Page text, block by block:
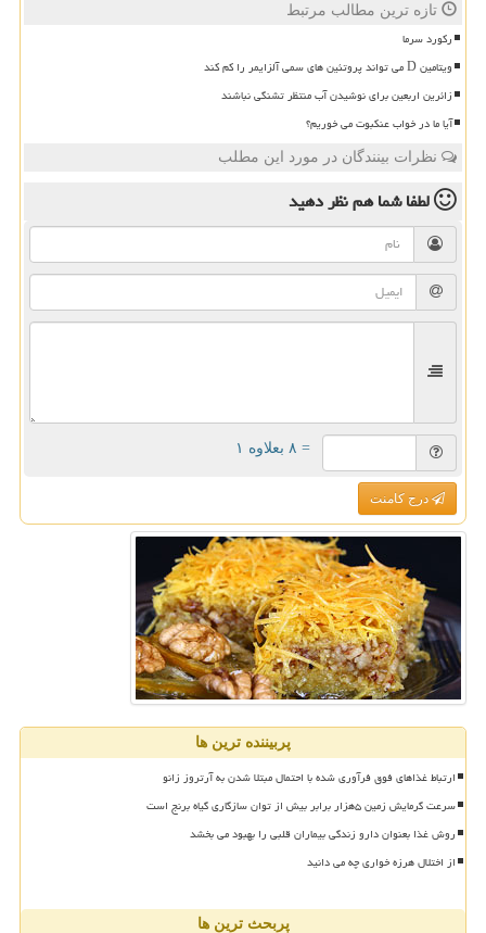
تازه ترین مطالب مرتبط
رکورد سرما
ویتامین D می تواند پروتئین های سمی آلزایمر را کم کند
زائرین اربعین برای نوشیدن آب منتظر تشنگی نباشند
آیا ما در خواب عنکبوت می خوریم؟
نظرات بینندگان در مورد این مطلب
لطفا شما همنظر دهید
= ۸ بعلاوه ۱
درج کامنت
پربیننده ترین ها
ارتباط غذاهای فوق فرآوری شده با احتمال مبتلا شدن به آرتروز زانو
سرعت گرمایش زمین ۵هزار برابر بیش از توان سازگاری گیاه برنج است
روش غذا بعنوان دارو زندگی بیماران قلبی را بهبود می بخشد
از اختلال هرزه خواری چه می دانید
پربحث ترین ها